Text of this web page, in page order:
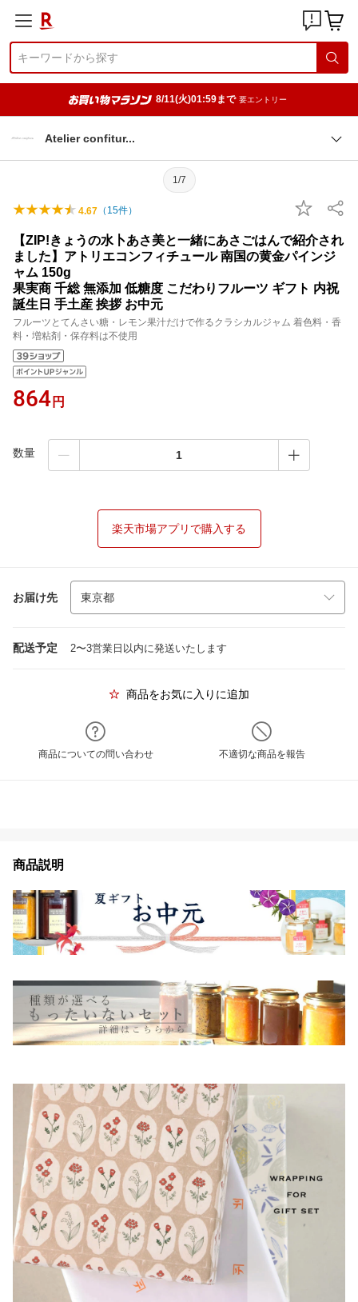
8/11(火)01:59まで 要エントリー
Atelier confitur
1/7
4.67 （ 15件）
【ZIP!きょうの水卜あさ美と一緒にあさごはんで紹介され
ました】アトリエコンフィチュール 南国の黄金パインジ
ャム 150g
果実商 千総 無添加 低糖度 こだわりフルーツ ギフト 内祝
誕生日 手土産 挨拶 お中元
フルーツとてんさい糖・レモン果汁だけで作るクラシカルジャム 着色料・香
料・増粘剤・保存料は不使用
864 円
数量
楽天市場アプリで購入する
お届け先
配送予定 2〜3営業日以内に発送いたします
商品をお気に入りに追加
商品についての問い合わせ 不適切な商品を報告
商品説明